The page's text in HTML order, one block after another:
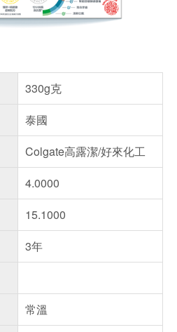
330g克
泰國
Colgate高露潔/好來化工
4.0000
15.1000
3年
常溫